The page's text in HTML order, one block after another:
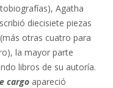
Agatha
diecisiete piezas
otras cuatro para
la mayor parte
libros de su autoría.
cargoapareció